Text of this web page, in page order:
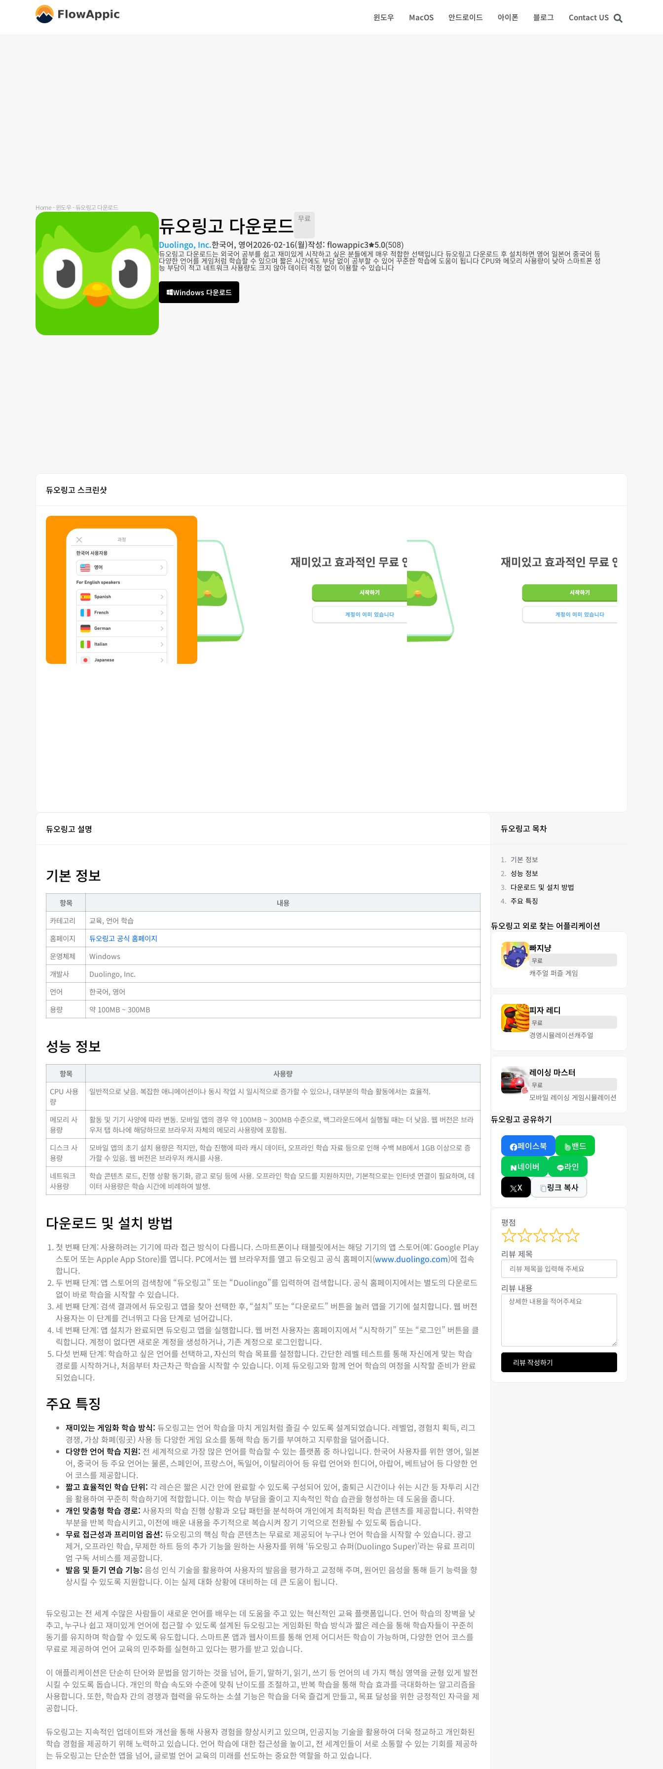
윈도우 MacOS 안드로이드 아이폰 블로그 Contact US
Home-윈도우-듀오링고 다운로드
듀오링고 다운로드 무료
Duolingo, Inc.한국어, 영어2026-02-16(월)작성: flowappic3 5.0(508)
듀오링고 다운로드는 외국어 공부를 쉽고 재미있게 시작하고 싶은 분들에게 매우 적합한 선택입니다 듀오링고 다운로드 후 설치하면 영어 일본어 중국어 등
다양한 언어를 게임처럼 학습할 수 있으며 짧은 시간에도 부담 없이 공부할 수 있어 꾸준한 학습에 도움이 됩니다 CPU와 메모리 사용량이 낮아 스마트폰 성
능 부담이 적고 네트워크 사용량도 크지 않아 데이터 걱정 없이 이용할 수 있습니다
Windows 다운로드
듀오링고 스크린샷
듀오링고 설명
기본 정보
항목
내용
카테고리
교육, 언어 학습
홈페이지
듀오링고 공식 홈페이지
운영체제
Windows
개발사
Duolingo, Inc.
언어
한국어, 영어
용량
약 100MB ~ 300MB
성능 정보
항목
사용량
CPU 사용
량
일반적으로 낮음. 복잡한 애니메이션이나 동시 작업 시 일시적으로 증가할 수 있으나, 대부분의 학습 활동에서는 효율적.
메모리 사
용량
활동 및 기기 사양에 따라 변동. 모바일 앱의 경우 약 100MB ~ 300MB 수준으로, 백그라운드에서 실행될 때는 더 낮음. 웹 버전은 브라
우저 탭 하나에 해당하므로 브라우저 자체의 메모리 사용량에 포함됨.
디스크 사
용량
모바일 앱의 초기 설치 용량은 적지만, 학습 진행에 따라 캐시 데이터, 오프라인 학습 자료 등으로 인해 수백 MB에서 1GB 이상으로 증
가할 수 있음. 웹 버전은 브라우저 캐시를 사용.
네트워크
사용량
학습 콘텐츠 로드, 진행 상황 동기화, 광고 로딩 등에 사용. 오프라인 학습 모드를 지원하지만, 기본적으로는 인터넷 연결이 필요하며, 데
이터 사용량은 학습 시간에 비례하여 발생.
다운로드 및 설치 방법
첫 번째 단계: 사용하려는 기기에 따라 접근 방식이 다릅니다. 스마트폰이나 태블릿에서는 해당 기기의 앱 스토어(예: Google Play
스토어 또는 Apple App Store)를 엽니다. PC에서는 웹 브라우저를 열고 듀오링고 공식 홈페이지(www.duolingo.com)에 접속
합니다.
두 번째 단계: 앱 스토어의 검색창에 “듀오링고” 또는 “Duolingo”를 입력하여 검색합니다. 공식 홈페이지에서는 별도의 다운로드
없이 바로 학습을 시작할 수 있습니다.
세 번째 단계: 검색 결과에서 듀오링고 앱을 찾아 선택한 후, “설치” 또는 “다운로드” 버튼을 눌러 앱을 기기에 설치합니다. 웹 버전
사용자는 이 단계를 건너뛰고 다음 단계로 넘어갑니다.
네 번째 단계: 앱 설치가 완료되면 듀오링고 앱을 실행합니다. 웹 버전 사용자는 홈페이지에서 “시작하기” 또는 “로그인” 버튼을 클
릭합니다. 계정이 없다면 새로운 계정을 생성하거나, 기존 계정으로 로그인합니다.
다섯 번째 단계: 학습하고 싶은 언어를 선택하고, 자신의 학습 목표를 설정합니다. 간단한 레벨 테스트를 통해 자신에게 맞는 학습
경로를 시작하거나, 처음부터 차근차근 학습을 시작할 수 있습니다. 이제 듀오링고와 함께 언어 학습의 여정을 시작할 준비가 완료
되었습니다.
주요 특징
재미있는 게임화 학습 방식: 듀오링고는 언어 학습을 마치 게임처럼 즐길 수 있도록 설계되었습니다. 레벨업, 경험치 획득, 리그
경쟁, 가상 화폐(링곳) 사용 등 다양한 게임 요소를 통해 학습 동기를 부여하고 지루함을 덜어줍니다.
다양한 언어 학습 지원: 전 세계적으로 가장 많은 언어를 학습할 수 있는 플랫폼 중 하나입니다. 한국어 사용자를 위한 영어, 일본
어, 중국어 등 주요 언어는 물론, 스페인어, 프랑스어, 독일어, 이탈리아어 등 유럽 언어와 힌디어, 아랍어, 베트남어 등 다양한 언
어 코스를 제공합니다.
짧고 효율적인 학습 단위: 각 레슨은 짧은 시간 안에 완료할 수 있도록 구성되어 있어, 출퇴근 시간이나 쉬는 시간 등 자투리 시간
을 활용하여 꾸준히 학습하기에 적합합니다. 이는 학습 부담을 줄이고 지속적인 학습 습관을 형성하는 데 도움을 줍니다.
개인 맞춤형 학습 경로: 사용자의 학습 진행 상황과 오답 패턴을 분석하여 개인에게 최적화된 학습 콘텐츠를 제공합니다. 취약한
부분을 반복 학습시키고, 이전에 배운 내용을 주기적으로 복습시켜 장기 기억으로 전환될 수 있도록 돕습니다.
무료 접근성과 프리미엄 옵션: 듀오링고의 핵심 학습 콘텐츠는 무료로 제공되어 누구나 언어 학습을 시작할 수 있습니다. 광고
제거, 오프라인 학습, 무제한 하트 등의 추가 기능을 원하는 사용자를 위해 ‘듀오링고 슈퍼(Duolingo Super)’라는 유료 프리미
엄 구독 서비스를 제공합니다.
발음 및 듣기 연습 기능: 음성 인식 기술을 활용하여 사용자의 발음을 평가하고 교정해 주며, 원어민 음성을 통해 듣기 능력을 향
상시킬 수 있도록 지원합니다. 이는 실제 대화 상황에 대비하는 데 큰 도움이 됩니다.
듀오링고는 전 세계 수많은 사람들이 새로운 언어를 배우는 데 도움을 주고 있는 혁신적인 교육 플랫폼입니다. 언어 학습의 장벽을 낮
추고, 누구나 쉽고 재미있게 언어에 접근할 수 있도록 설계된 듀오링고는 게임화된 학습 방식과 짧은 레슨을 통해 학습자들이 꾸준히
동기를 유지하며 학습할 수 있도록 유도합니다. 스마트폰 앱과 웹사이트를 통해 언제 어디서든 학습이 가능하며, 다양한 언어 코스를
무료로 제공하여 언어 교육의 민주화를 실현하고 있다는 평가를 받고 있습니다.
이 애플리케이션은 단순히 단어와 문법을 암기하는 것을 넘어, 듣기, 말하기, 읽기, 쓰기 등 언어의 네 가지 핵심 영역을 균형 있게 발전
시킬 수 있도록 돕습니다. 개인의 학습 속도와 수준에 맞춰 난이도를 조절하고, 반복 학습을 통해 학습 효과를 극대화하는 알고리즘을
사용합니다. 또한, 학습자 간의 경쟁과 협력을 유도하는 소셜 기능은 학습을 더욱 즐겁게 만들고, 목표 달성을 위한 긍정적인 자극을 제
공합니다.
듀오링고는 지속적인 업데이트와 개선을 통해 사용자 경험을 향상시키고 있으며, 인공지능 기술을 활용하여 더욱 정교하고 개인화된
학습 경험을 제공하기 위해 노력하고 있습니다. 언어 학습에 대한 접근성을 높이고, 전 세계인들이 서로 소통할 수 있는 기회를 제공하
는 듀오링고는 단순한 앱을 넘어, 글로벌 언어 교육의 미래를 선도하는 중요한 역할을 하고 있습니다.
듀오링고 목차
기본 정보
성능 정보
다운로드 및 설치 방법
주요 특징
듀오링고 외로 찾는 어플리케이션
빠지냥
무료
캐주얼 퍼즐 게임
피자 레디
무료
경영시뮬레이션캐주얼
레이싱 마스터
무료
모바일 레이싱 게임시뮬레이션
듀오링고 공유하기
페이스북
밴드
네이버
라인
X
링크 복사
평점
리뷰 제목
리뷰 내용
리뷰 작성하기